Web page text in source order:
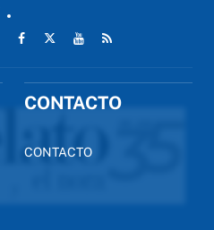
CONTACTO
CONTACTO